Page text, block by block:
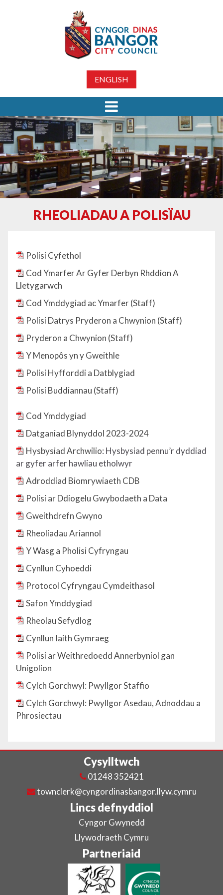
ENGLISH
RHEOLIADAU A POLISÏAU
Polisi Cyfethol
Cod Ymarfer Ar Gyfer Derbyn Rhddion A
Lletygarwch
Cod Ymddygiad ac Ymarfer (Staff)
Polisi Datrys Pryderon a Chwynion (Staff)
Pryderon a Chwynion (Staff)
Y Menopôs yn y Gweithle
Polisi Hyfforddi a Datblygiad
Polisi Buddiannau (Staff)
Cod Ymddygiad
Datganiad Blynyddol 2023-2024
Hysbysiad Archwilio: Hysbysiad pennu’r dyddiad
ar gyfer arfer hawliau etholwyr
Adroddiad Biomrywiaeth CDB
Polisi ar Ddiogelu Gwybodaeth a Data
Gweithdrefn Gwyno
Rheoliadau Ariannol
Y Wasg a Pholisi Cyfryngau
Cynllun Cyhoeddi
Protocol Cyfryngau Cymdeithasol
Safon Ymddygiad
Rheolau Sefydlog
Cynllun Iaith Gymraeg
Polisi ar Weithredoedd Annerbyniol gan
Unigolion
Cylch Gorchwyl: Pwyllgor Staffio
Cylch Gorchwyl: Pwyllgor Asedau, Adnoddau a
Phrosiectau
Cysylltwch
01248 352421
townclerk@cyngordinasbangor.llyw.cymru
Lincs defnyddiol
Cyngor Gwynedd
Llywodraeth Cymru
Partneriaid